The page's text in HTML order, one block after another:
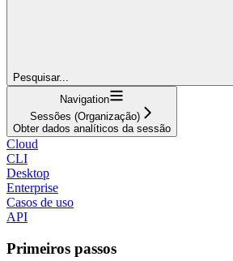
Pesquisar...
Navigation
Sessões (Organização)
Obter dados analíticos da sessão
Cloud
CLI
Desktop
Enterprise
Casos de uso
API
Primeiros passos